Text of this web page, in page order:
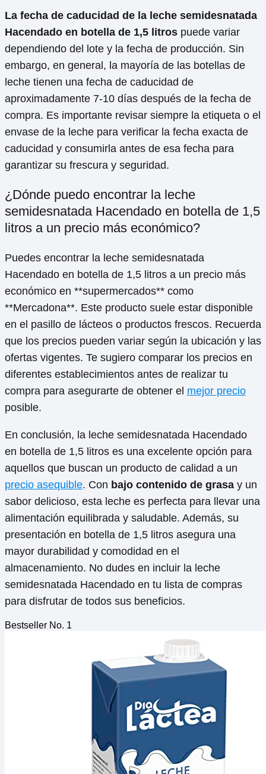
La fecha de caducidad de la leche semidesnatada
Hacendado en botella de 1,5 litros puede variar
dependiendo del lote y la fecha de producción. Sin
embargo, en general, la mayoría de las botellas de
leche tienen una fecha de caducidad de
aproximadamente 7-10 días después de la fecha de
compra. Es importante revisar siempre la etiqueta o el
envase de la leche para verificar la fecha exacta de
caducidad y consumirla antes de esa fecha para
garantizar su frescura y seguridad.
¿Dónde puedo encontrar la leche
semidesnatada Hacendado en botella de 1,5
litros a un precio más económico?
Puedes encontrar la leche semidesnatada
Hacendado en botella de 1,5 litros a un precio más
económico en **supermercados** como
**Mercadona**. Este producto suele estar disponible
en el pasillo de lácteos o productos frescos. Recuerda
que los precios pueden variar según la ubicación y las
ofertas vigentes. Te sugiero comparar los precios en
diferentes establecimientos antes de realizar tu
compra para asegurarte de obtener el mejor precio
posible.
En conclusión, la leche semidesnatada Hacendado
en botella de 1,5 litros es una excelente opción para
aquellos que buscan un producto de calidad a un
precio asequible. Con bajo contenido de grasa y un
sabor delicioso, esta leche es perfecta para llevar una
alimentación equilibrada y saludable. Además, su
presentación en botella de 1,5 litros asegura una
mayor durabilidad y comodidad en el
almacenamiento. No dudes en incluir la leche
semidesnatada Hacendado en tu lista de compras
para disfrutar de todos sus beneficios.
Bestseller No. 1